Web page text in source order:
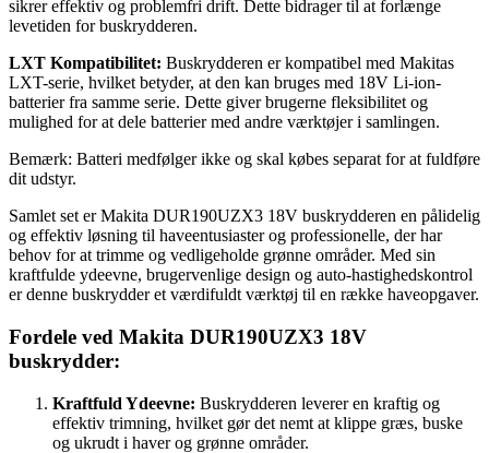
sikrer effektiv og problemfri drift. Dette bidrager til at forlænge
levetiden for buskrydderen.
LXT Kompatibilitet: Buskrydderen er kompatibel med Makitas
LXT-serie, hvilket betyder, at den kan bruges med 18V Li-ion-
batterier fra samme serie. Dette giver brugerne fleksibilitet og
mulighed for at dele batterier med andre værktøjer i samlingen.
Bemærk: Batteri medfølger ikke og skal købes separat for at fuldføre
dit udstyr.
Samlet set er Makita DUR190UZX3 18V buskrydderen en pålidelig
og effektiv løsning til haveentusiaster og professionelle, der har
behov for at trimme og vedligeholde grønne områder. Med sin
kraftfulde ydeevne, brugervenlige design og auto-hastighedskontrol
er denne buskrydder et værdifuldt værktøj til en række haveopgaver.
Fordele ved Makita DUR190UZX3 18V
buskrydder:
Kraftfuld Ydeevne: Buskrydderen leverer en kraftig og
effektiv trimning, hvilket gør det nemt at klippe græs, buske
og ukrudt i haver og grønne områder.